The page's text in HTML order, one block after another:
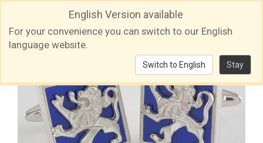
English Version available
For your convenience you can switch to our English
language website.
Switch to English Stay